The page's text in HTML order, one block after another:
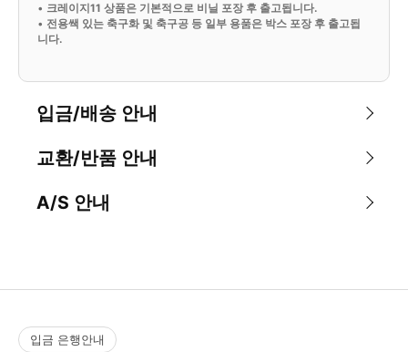
• 크레이지11 상품은 기본적으로 비닐 포장 후 출고됩니다.
• 전용쌕 있는 축구화 및 축구공 등 일부 용품은 박스 포장 후 출고됩
니다.
입금/배송 안내
교환/반품 안내
A/S 안내
입금 은행안내